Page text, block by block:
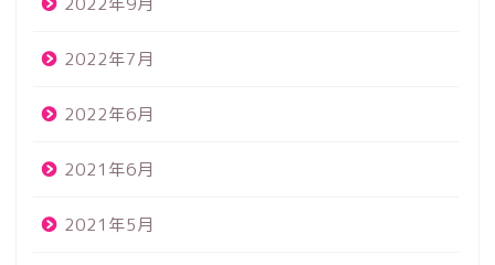
2022年7月
2022年6月
2021年6月
2021年5月